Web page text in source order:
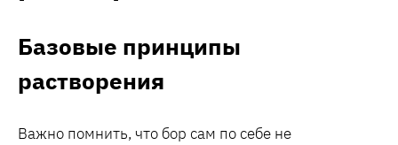
Базовые принципы
растворения
Важно помнить, что бор сам по себе не